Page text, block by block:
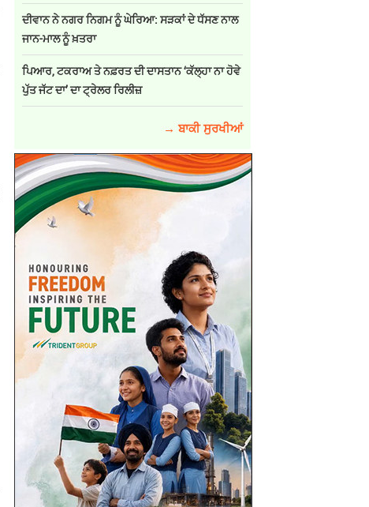
ਦੀਵਾਨ ਨੇ ਨਗਰ ਨਿਗਮ ਨੂੰ ਘੇਰਿਆ: ਸੜਕਾਂ ਦੇ ਧੱਸਣ ਨਾਲ
ਜਾਨ-ਮਾਲ ਨੂੰ ਖ਼ਤਰਾ
ਪਿਆਰ, ਟਕਰਾਅ ਤੇ ਨਫ਼ਰਤ ਦੀ ਦਾਸਤਾਨ ‘ਕੱਲ੍ਹਾ ਨਾ ਹੋਵੇ
ਪੁੱਤ ਜੱਟ ਦਾ’ ਦਾ ਟ੍ਰੇਲਰ ਰਿਲੀਜ਼
→ ਬਾਕੀ ਸੁਰਖੀਆਂ